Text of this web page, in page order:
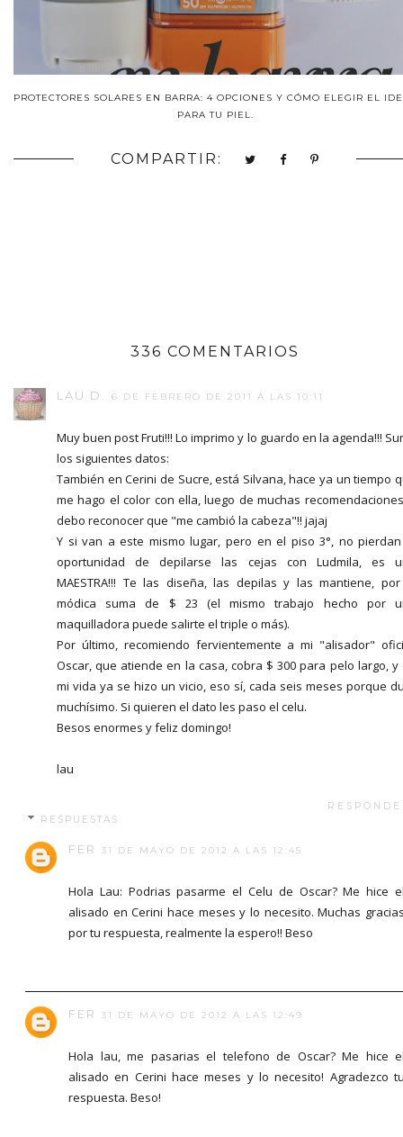
PROTECTORES SOLARES EN BARRA: 4 OPCIONES Y CÓMO ELEGIR EL
PARA TU PIEL.
COMPARTIR:
336 COMENTARIOS
LAU D. 6 DE FEBRERO DE 2011 A LAS 10:11
Muy buen post Fruti!!! Lo imprimo y lo guardo en la agenda!!!
los siguientes datos:
También en Cerini de Sucre, está Silvana, hace ya un tiempo
me hago el color con ella, luego de muchas
debo reconocer que "me cambió la cabeza"!! jajaj
Y si van a este mismo lugar, pero en el piso 3°, no
oportunidad de depilarse las cejas con Ludmila, es
MAESTRA!!! Te las diseña, las depilas y las mantiene,
módica suma de $ 23 (el mismo trabajo hecho por
maquilladora puede salirte el triple o más).
Por último, recomiendo fervientemente a mi "alisador"
Oscar, que atiende en la casa, cobra $ 300 para pelo largo, y
mi vida ya se hizo un vicio, eso sí, cada seis meses porque
muchísimo. Si quieren el dato les paso el celu.
Besos enormes y feliz domingo!
lau
RESPUESTAS
FER 31 DE MAYO DE 2012 A LAS 12:45
Hola Lau: Podrias pasarme el Celu de Oscar? Me hice
alisado en Cerini hace meses y lo necesito. Muchas
por tu respuesta, realmente la espero!! Beso
FER 31 DE MAYO DE 2012 A LAS 12:49
Hola lau, me pasarias el telefono de Oscar? Me hice
alisado en Cerini hace meses y lo necesito! Agradezco
respuesta. Beso!